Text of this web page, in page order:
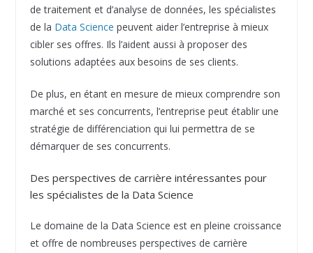
de traitement et d’analyse de données, les spécialistes
de la Data Science peuvent aider l’entreprise à mieux
cibler ses offres. Ils l’aident aussi à proposer des
solutions adaptées aux besoins de ses clients.
De plus, en étant en mesure de mieux comprendre son
marché et ses concurrents, l’entreprise peut établir une
stratégie de différenciation qui lui permettra de se
démarquer de ses concurrents.
Des perspectives de carrière intéressantes pour
les spécialistes de la Data Science
Le domaine de la Data Science est en pleine croissance
et offre de nombreuses perspectives de carrière